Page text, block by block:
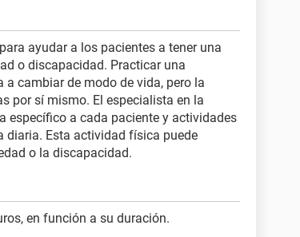
ayudar a los pacientes a tener una
o discapacidad. Practicar una
cambiar de modo de vida, pero la
por sí mismo. El especialista en la
específico a cada paciente y actividades
diaria. Esta actividad física puede
o la discapacidad.
en función a su duración.